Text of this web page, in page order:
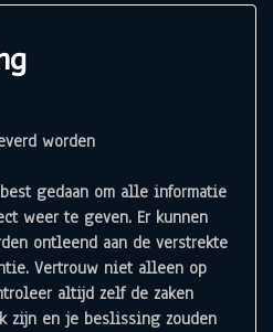
worden
gedaan om alle informatie
weer te geven. Er kunnen
ontleend aan de verstrekte
Vertrouw niet alleen op
altijd zelf de zaken
zijn en je beslissing zouden